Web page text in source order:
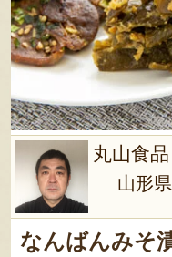
丸山食品
山形
なんばんみそ